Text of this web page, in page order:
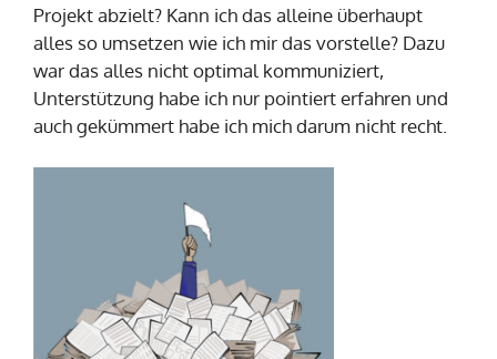
Projekt abzielt? Kann ich das alleine überhaupt
alles so umsetzen wie ich mir das vorstelle? Dazu
war das alles nicht optimal kommuniziert,
Unterstützung habe ich nur pointiert erfahren und
auch gekümmert habe ich mich darum nicht recht.